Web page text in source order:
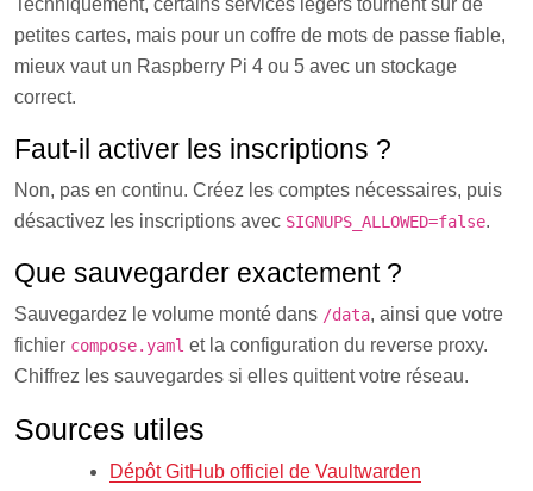
Techniquement, certains services légers tournent sur de
petites cartes, mais pour un coffre de mots de passe fiable,
mieux vaut un Raspberry Pi 4 ou 5 avec un stockage
correct.
Faut-il activer les inscriptions ?
Non, pas en continu. Créez les comptes nécessaires, puis
désactivez les inscriptions avec SIGNUPS_ALLOWED=false.
Que sauvegarder exactement ?
Sauvegardez le volume monté dans /data, ainsi que votre
fichier compose.yaml et la configuration du reverse proxy.
Chiffrez les sauvegardes si elles quittent votre réseau.
Sources utiles
Dépôt GitHub officiel de Vaultwarden